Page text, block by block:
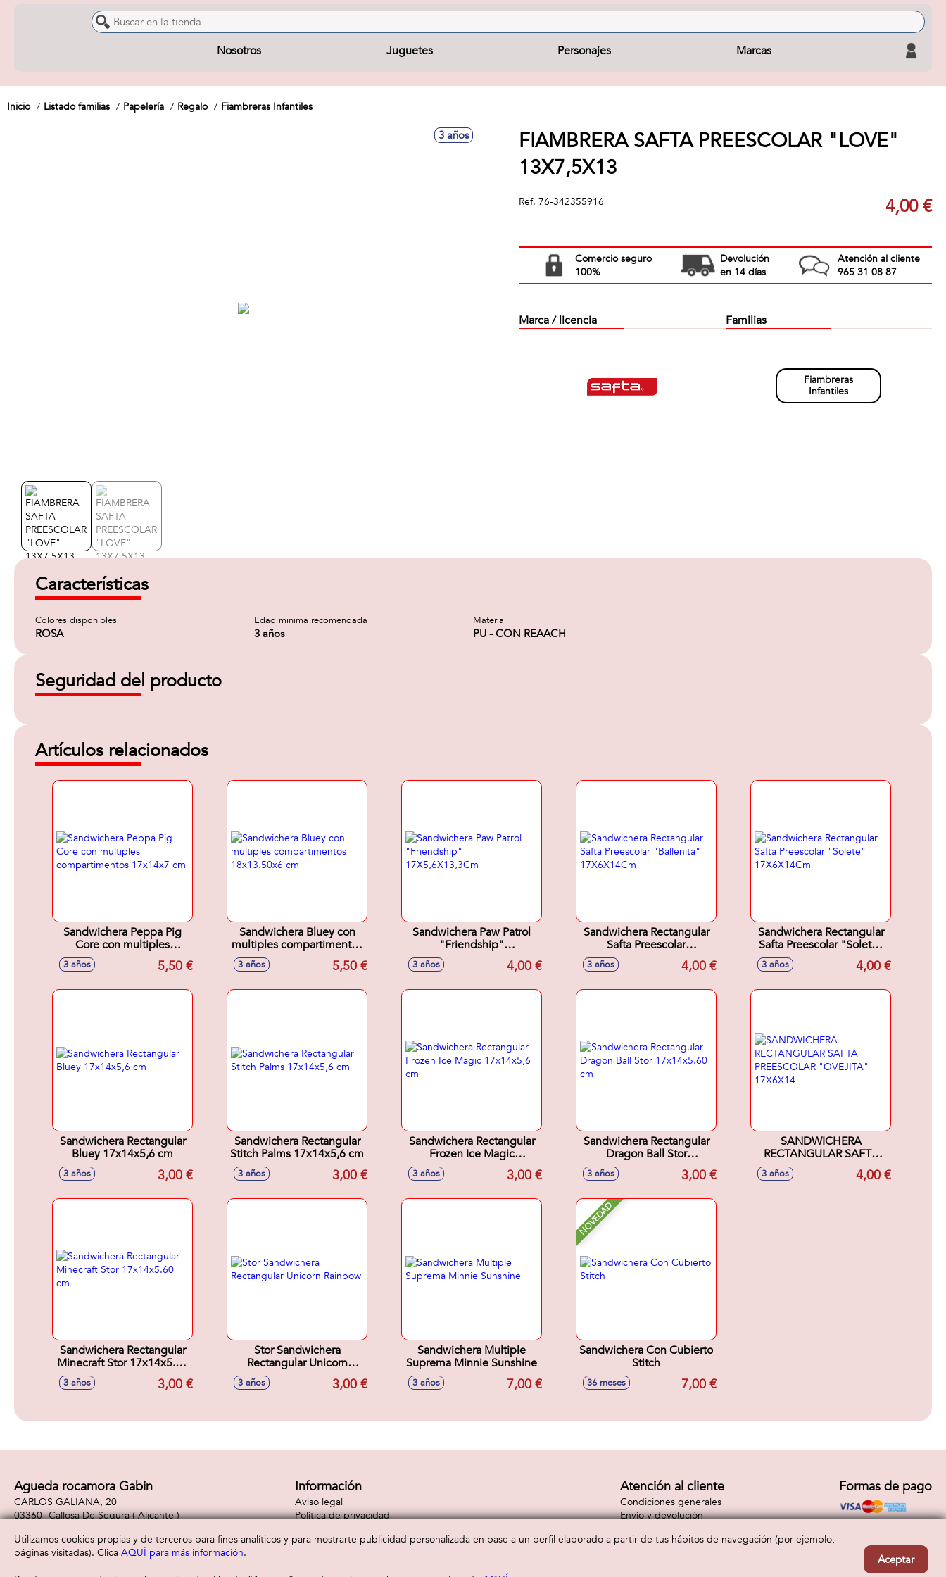
Nosotros Juguetes Personajes Marcas
Inicio Listado familias Papelería Regalo Fiambreras Infantiles
3 años
FIAMBRERA SAFTA PREESCOLAR "LOVE"
13X7,5X13
Ref. 76-342355916 4,00 €
Comercio seguro
100%
Devolución
en 14 días
Atención al cliente
965 31 08 87
Marca / licencia Familias
Fiambreras
Infantiles
Características
Colores disponibles
ROSA
Edad minima recomendada
3 años
Material
PU - CON REAACH
Seguridad del producto
Artículos relacionados
Sandwichera Peppa Pig
Core con multiples
compartimentos 17x14x7
3 años 5,50 €
Sandwichera Bluey con
multiples compartimentos
18x13.50x6 cm
3 años 5,50 €
Sandwichera Paw Patrol
"Friendship"
17X5,6X13,3Cm
3 años 4,00 €
Sandwichera Rectangular
Safta Preescolar
"Ballenita" 17X6X14Cm
3 años 4,00 €
Sandwichera Rectangular
Safta Preescolar "Solete"
17X6X14Cm
3 años 4,00 €
Sandwichera Rectangular
Bluey 17x14x5,6 cm
3 años 3,00 €
Sandwichera Rectangular
Stitch Palms 17x14x5,6 cm
3 años 3,00 €
Sandwichera Rectangular
Frozen Ice Magic
17x14x5,6 cm
3 años 3,00 €
Sandwichera Rectangular
Dragon Ball Stor
17x14x5.60 cm
3 años 3,00 €
SANDWICHERA
RECTANGULAR SAFTA
PREESCOLAR "OVEJITA"
3 años 4,00 €
Sandwichera Rectangular
Minecraft Stor 17x14x5.60
3 años 3,00 €
Stor Sandwichera
Rectangular Unicorn
3 años 3,00 €
Sandwichera Multiple
Suprema Minnie Sunshine
3 años 7,00 €
NOVEDAD
Sandwichera Con Cubierto
Stitch
36 meses 7,00 €
Agueda rocamora Gabin
CARLOS GALIANA, 20
03360 -Callosa De Segura( Alicante )
Información
Aviso legal
Política de privacidad
Atención al cliente
Condiciones generales
Envío y devolución
Formas de pago
Utilizamos cookies propias y de terceros para fines analíticos y para mostrarte publicidad personalizada en base a un perfil elaborado a partir de tus hábitos de navegación (por ejemplo,
páginas visitadas). Clica AQUÍ para más información.
Aceptar